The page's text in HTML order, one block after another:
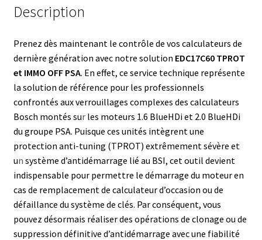
Antidémarrage
Description
Prenez dès maintenant le contrôle de vos calculateurs de
dernière génération avec notre solution EDC17C60 TPROT
et IMMO OFF PSA. En effet, ce service technique représente
la solution de référence pour les professionnels
confrontés aux verrouillages complexes des calculateurs
Bosch montés surles moteurs 1.6 BlueHDi et 2.0 BlueHDi
du groupe PSA. Puisque ces unités intègrent une
protection anti-tuning (TPROT) extrêmement sévère et
un système d’antidémarrage lié au BSI, cet outil devient
indispensable pour permettre le démarrage du moteur en
cas de remplacement de calculateur d’occasion ou de
défaillance du système de clés. Par conséquent, vous
pouvez désormais réaliser des opérations de clonage ou de
suppression définitive d’antidémarrage avec une fiabilité